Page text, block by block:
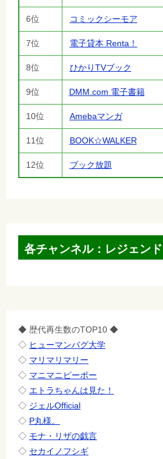
6位 コミックシーモア
7位 電子貸本 Renta！
8位 ひかりTVブック
9位 DMM.com 電子書籍
10位 Amebaマンガ
11位 BOOK☆WALKER
12位 ブック放題
各チャンネル：レジェン
◆ 歴代再生数のTOP10 ◆
◇ ヒューマンバグ大学
◇ マリマリマリー
◇ マニマニピーポー
◇ エトラちゃんは見た！
◇ ジェルOfficial
◇ P丸様。
◇ モナ・リザの戯言
◇ セカイノフシギ